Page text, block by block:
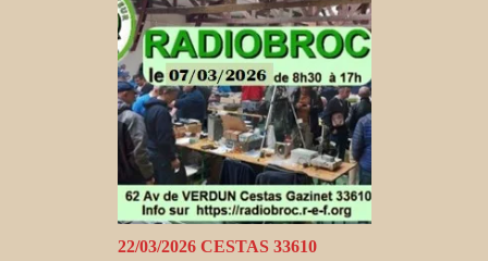
22/03/2026 CESTAS 33610